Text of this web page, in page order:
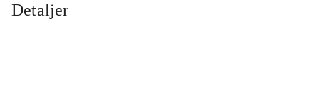
Detaljer